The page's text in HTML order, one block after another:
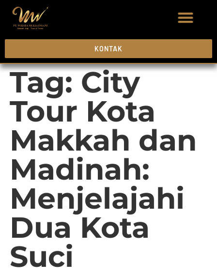
KONTAK
Tag:City
Tour Kota
Makkah dan
Madinah:
Menjelajahi
Dua Kota
Suci